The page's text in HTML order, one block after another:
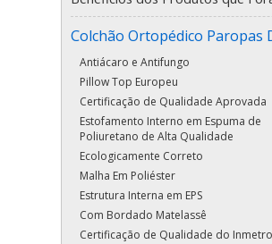
Colchão Ortopédico Paropas
Antiácaro e Antifungo
Pillow Top Europeu
Certificação de Qualidade Aprovada
Estofamento Interno em Espuma de
Poliuretano de Alta Qualidade
Ecologicamente Correto
Malha Em Poliéster
Estrutura Interna em EPS
Com Bordado Matelassê
Certificação de Qualidade do Inmetro